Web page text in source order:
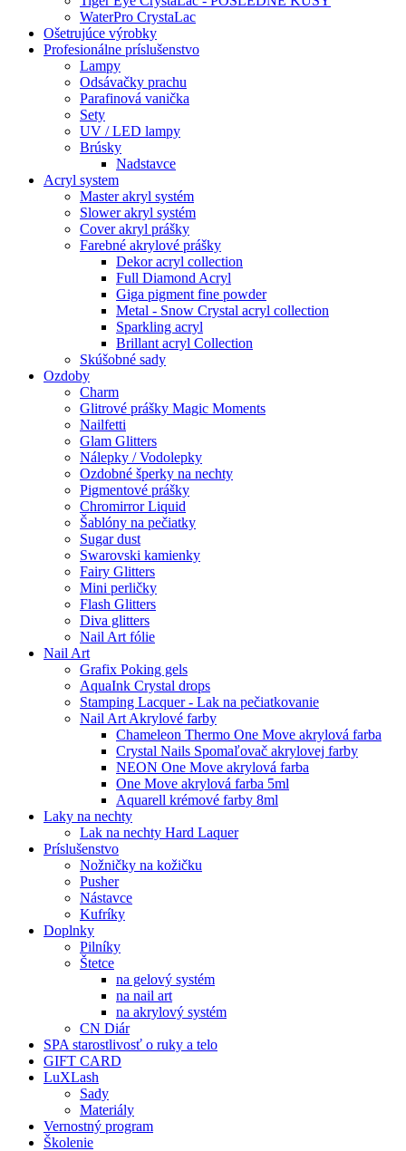
WaterPro CrystaLac
Ošetrujúce výrobky
Profesionálne príslušenstvo
Lampy
Odsávačky prachu
Parafinová vanička
Sety
UV / LED lampy
Brúsky
Nadstavce
Acryl system
Master akryl systém
Slower akryl systém
Cover akryl prášky
Farebné akrylové prášky
Dekor acryl collection
Full Diamond Acryl
Giga pigment fine powder
Metal - Snow Crystal acryl collection
Sparkling acryl
Brillant acryl Collection
Skúšobné sady
Ozdoby
Charm
Glitrové prášky Magic Moments
Nailfetti
Glam Glitters
Nálepky / Vodolepky
Ozdobné šperky na nechty
Pigmentové prášky
Chromirror Liquid
Šablóny na pečiatky
Sugar dust
Swarovski kamienky
Fairy Glitters
Mini perličky
Flash Glitters
Diva glitters
Nail Art fólie
Nail Art
Grafix Poking gels
AquaInk Crystal drops
Stamping Lacquer - Lak na pečiatkovanie
Nail Art Akrylové farby
Chameleon Thermo One Move akrylová farba
Crystal Nails Spomaľovač akrylovej farby
NEON One Move akrylová farba
One Move akrylová farba 5ml
Aquarell krémové farby 8ml
Laky na nechty
Lak na nechty Hard Laquer
Príslušenstvo
Nožničky na kožičku
Pusher
Nástavce
Kufríky
Doplnky
Pilníky
Štetce
na gelový systém
na nail art
na akrylový systém
CN Diár
SPA starostlivosť o ruky a telo
GIFT CARD
LuXLash
Sady
Materiály
Vernostný program
Školenie